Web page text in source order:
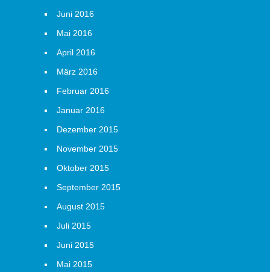
Juni 2016
Mai 2016
April 2016
März 2016
Februar 2016
Januar 2016
Dezember 2015
November 2015
Oktober 2015
September 2015
August 2015
Juli 2015
Juni 2015
Mai 2015